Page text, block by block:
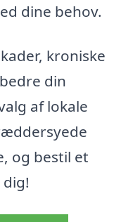
dine behov.
kroniske
din
af lokale
og bestil et